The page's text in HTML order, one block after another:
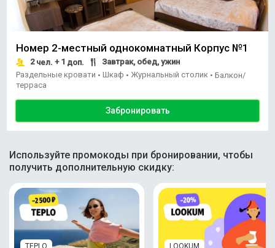
Номер 2-местный однокомнатный Корпус №1
2чел. + 1 доп.
Завтрак, обед, ужин
Раздельные кровати • Шкаф • Журнальный столик • Балкон/
терраса
Забронировать
Используйте промокоды при бронировании, чтобы
получить дополнительную скидку:
TEPLO LOOKUM